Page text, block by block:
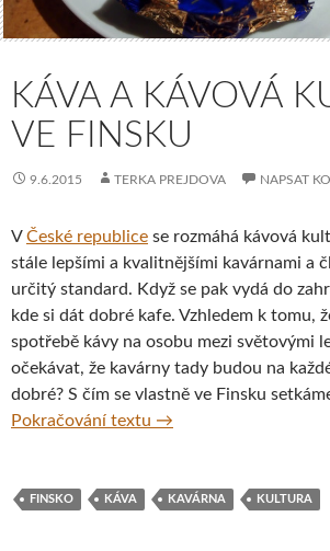
KÁVA A KÁVOVÁ
VE FINSKU
9.6.2015 TERKA PREJDOVA NAPSAT
VČeské republice se rozmáhá kávová
stále lepšími a kvalitnějšími kavárnami a
určitý standard. Když se pak vydá do
kde si dát dobré kafe. Vzhledem k tomu,
spotřebě kávy na osobu mezi světovými
očekávat, že kavárny tady budou na
dobré? S čím se vlastně ve Finsku
Pokračování textu Káva a kávová kultura
→
FINSKO KÁVA KAVÁRNA KULTURA